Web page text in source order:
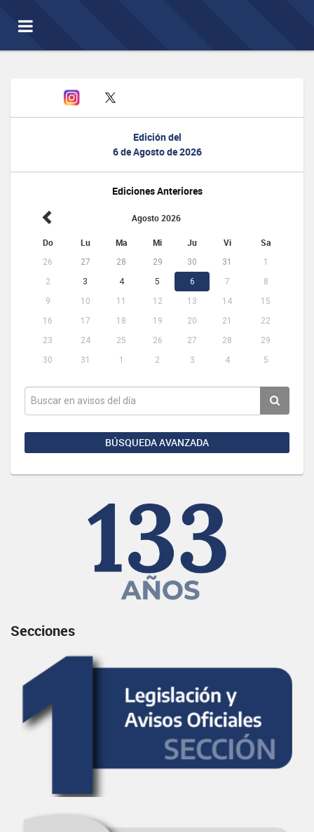
Toggle
navigation
Edición del
6 de Agosto de 2026
Ediciones Anteriores
Agosto 2026
Do Lu Ma Mi Ju Vi Sa
26 27 28 29 30 31
1
2
3 4 5 6 7
8
9
10 11 12 13 14
15
16
17 18 19 20 21
22
23
24 25 26 27 28
29
30
31 1 2 3 4 5
BÚSQUEDA AVANZADA
Secciones